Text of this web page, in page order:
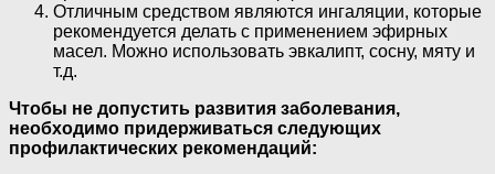
Отличным средством являются ингаляции, которые
рекомендуется делать с применением эфирных
масел. Можно использовать эвкалипт, сосну, мяту и
т.д.
Чтобы не допустить развития заболевания,
необходимо придерживаться следующих
профилактических рекомендаций: